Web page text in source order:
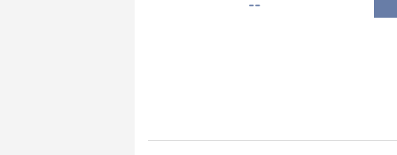
Luxembourg
--